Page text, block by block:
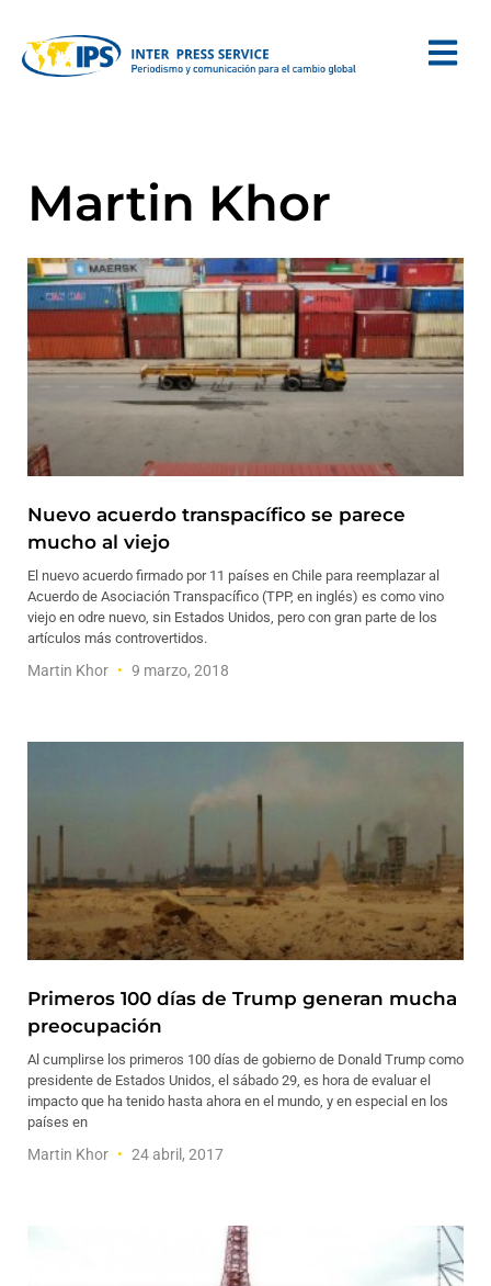
Martin Khor
Nuevo acuerdo transpacífico se parece
mucho al viejo
El nuevo acuerdo firmado por 11 países en Chile para reemplazar al
Acuerdo de Asociación Transpacífico (TPP, en inglés) es como vino
viejo en odre nuevo, sin Estados Unidos, pero con gran parte de los
artículos más controvertidos.
Martin Khor 9 marzo, 2018
Primeros 100 días de Trump generan mucha
preocupación
Al cumplirse los primeros 100 días de gobierno de Donald Trump como
presidente de Estados Unidos, el sábado 29, es hora de evaluar el
impacto que ha tenido hasta ahora en el mundo, y en especial en los
países en
Martin Khor 24 abril, 2017